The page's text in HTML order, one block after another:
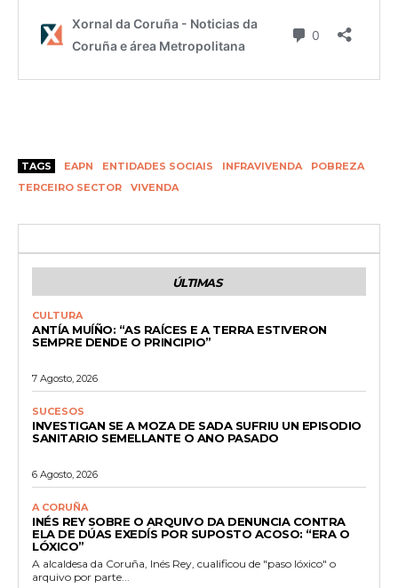
TAGS EAPN ENTIDADES SOCIAIS INFRAVIVENDA
POBREZA
TERCEIRO SECTOR
VIVENDA
ÚLTIMAS
CULTURA
ANTÍA MUÍÑO: “AS RAÍCES E A TERRA ESTIVERON
SEMPRE DENDE O PRINCIPIO”
7 Agosto, 2026
SUCESOS
INVESTIGAN SE A MOZA DE SADA SUFRIU UN EPISODIO
SANITARIO SEMELLANTE O ANO PASADO
6 Agosto, 2026
A CORUÑA
INÉS REY SOBRE O ARQUIVO DA DENUNCIA CONTRA
ELA DE DÚAS EXEDÍS POR SUPOSTO ACOSO: “ERA O
LÓXICO”
A alcaldesa da Coruña, Inés Rey, cualificou de "paso lóxico" o
arquivo por parte...